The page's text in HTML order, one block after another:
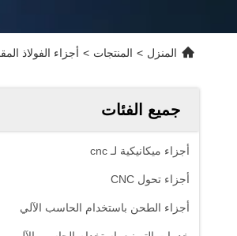
المنزل > المنتجات > أجزاء الفولاذ
جميع الفئات
أجزاء ميكانيكية لـ cnc
أجزاء تحول CNC
أجزاء الطحن باستخدام الحاسب الآلي